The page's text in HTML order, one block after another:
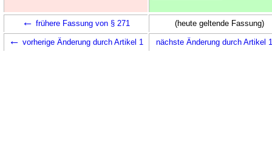
← frühere Fassung von § 271 (heute geltende Fassung)
← vorherige Änderung durch Artikel 1 nächste Änderung durch Artikel